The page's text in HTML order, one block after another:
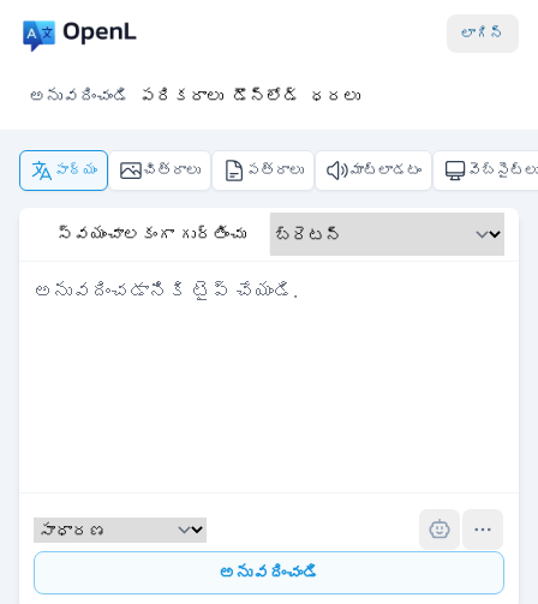
లాగిన్
అనువదించండి పరికరాలు డౌన్‌లోడ్ ధరలు
పాఠ్యం చిత్రాలు పత్రాలు మాట్లాడటం వెబ్‌సైట్లు
స్వయంచాలకంగా గుర్తించు
అనువదించండి